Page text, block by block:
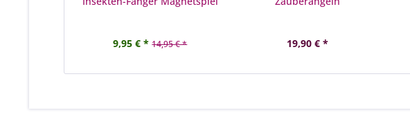
9,95 € * 14,95 € * 19,90 € *